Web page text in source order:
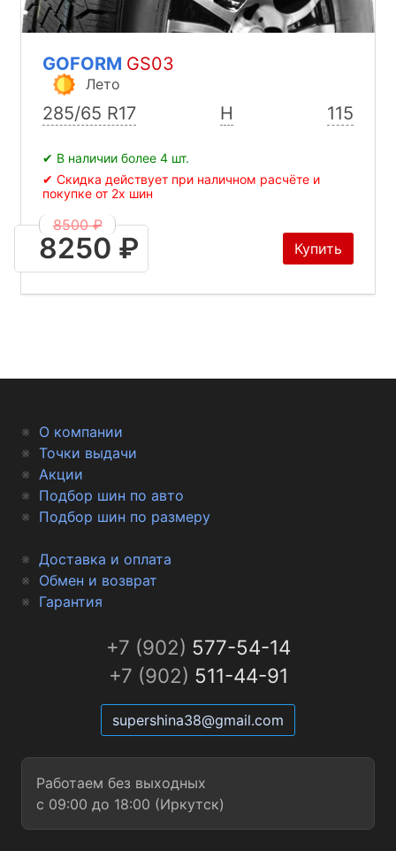
GOFORM GS03
Лето
285/65 R17 H 115
✔ В наличии более 4 шт.
✔ Скидка действует при наличном расчёте и
покупке от 2х шин
8500 ₽
8250 ₽ Купить
О компании
Точки выдачи
Акции
Подбор шин по авто
Подбор шин по размеру
Доставка и оплата
Обмен и возврат
Гарантия
+7 (902) 577-54-14
+7 (902) 511-44-91
supershina38@gmail.com
Работаем без выходных
с 09:00 до 18:00 (Иркутск)